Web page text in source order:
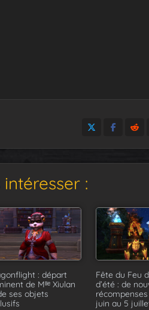
:
: départ
de Mˡˡᵉ Xiulan
ses objets
Fête du Feu
d’été : de
récompenses
juin au 5